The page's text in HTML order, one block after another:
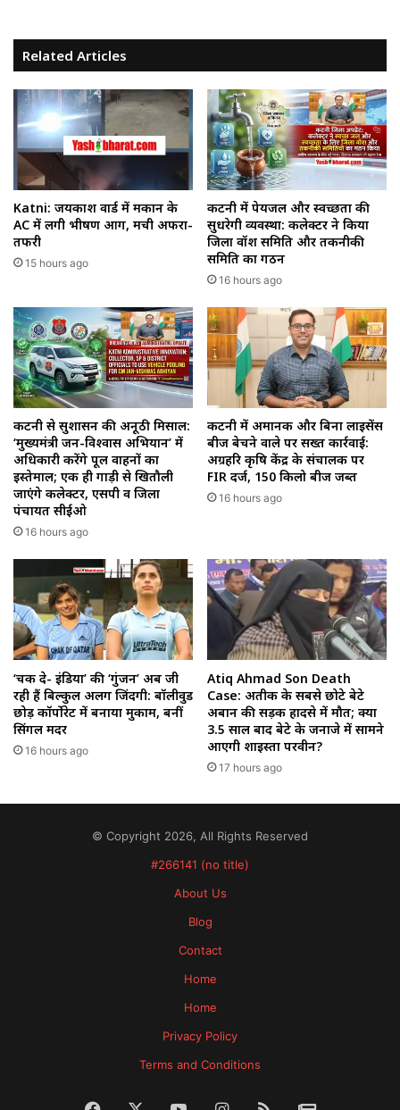
Related Articles
Katni: जयप्रकाश वार्ड में मकान के
AC में लगी भीषण आग, मची अफरा-
तफरी
15 hours ago
कटनी में पेयजल और स्वच्छता की
सुधरेगी व्यवस्था: कलेक्टर ने किया
जिला वॉश समिति और तकनीकी
समिति का गठन
16 hours ago
कटनी से सुशासन की अनूठी मिसाल:
‘मुख्यमंत्री जन-विश्वास अभियान’ में
अधिकारी करेंगे पूल वाहनों का
इस्तेमाल; एक ही गाड़ी से खितौली
जाएंगे कलेक्टर, एसपी व जिला
पंचायत सीईओ
16 hours ago
कटनी में अमानक और बिना लाइसेंस
बीज बेचने वाले पर सख्त कार्रवाई:
अग्रहरि कृषि केंद्र के संचालक पर
FIR दर्ज, 150 किलो बीज जब्त
16 hours ago
‘चक दे- इंडिया’ की ‘गुंजन’ अब जी
रही हैं बिल्कुल अलग जिंदगी: बॉलीवुड
छोड़ कॉर्पोरेट में बनाया मुकाम, बनीं
सिंगल मदर
16 hours ago
Atiq Ahmad Son Death
Case: अतीक के सबसे छोटे बेटे
अबान की सड़क हादसे में मौत; क्या
3.5 साल बाद बेटे के जनाजे में सामने
आएगी शाइस्ता परवीन?
17 hours ago
© Copyright 2026, All Rights Reserved
#266141 (no title)
About Us
Blog
Contact
Home
Home
Privacy Policy
Terms and Conditions